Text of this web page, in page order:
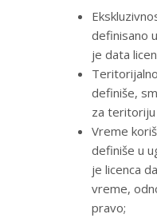
definisano
je data
definiše,
za
Vreme
definiše u
je licenca
vreme,
pravo;